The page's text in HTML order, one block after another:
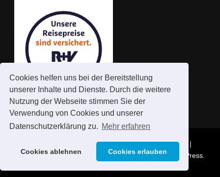
Cookies helfen uns bei der Bereitstellung
unserer Inhalte und Dienste. Durch die weitere
Nutzung der Webseite stimmen Sie der
Verwendung von Cookies und unserer
Datenschutzerklärung zu. Mehr erfahren
Cookies ablehnen Cookies erlauben
© S-REISEN | Wandern & Genuss | L-REISENVilva |
Entwickelt vonBlossom Themes. Präsentiert von WordPress